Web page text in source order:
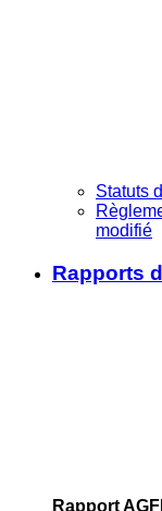
Statuts
modifié
Rapports
Rapport